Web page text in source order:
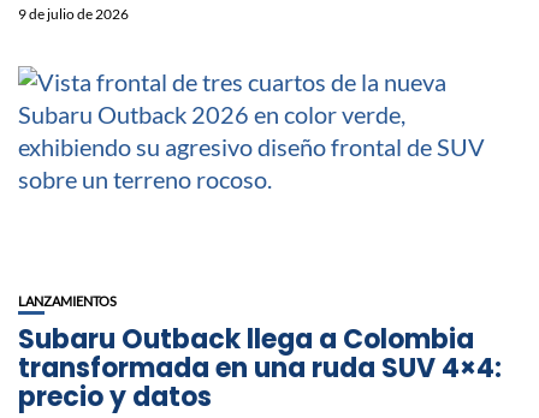
9 de julio de 2026
LANZAMIENTOS
Subaru Outback llega a Colombia
transformada en una ruda SUV 4×4:
precio y datos